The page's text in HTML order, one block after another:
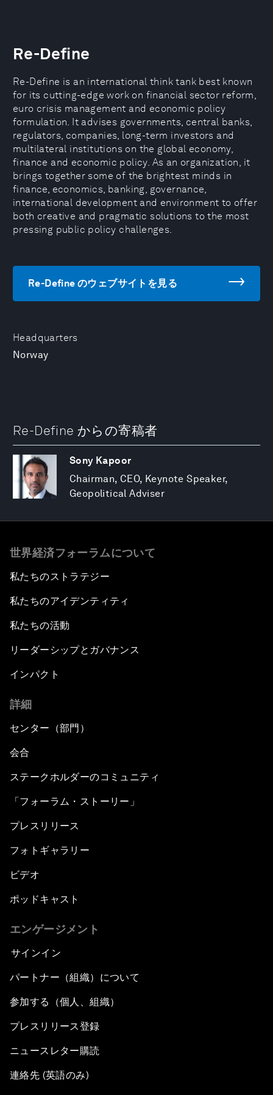
Headquarters
Norway
Re-Define
Re-Define is an international think tank best known
for its cutting-edge work on financial sector reform,
euro crisis management and economic policy
formulation. It advises governments, central banks,
regulators, companies, long-term investors and
multilateral institutions on the global economy,
finance and economic policy. As an organization, it
brings together some of the brightest minds in
finance, economics, banking, governance,
international development and environment to offer
both creative and pragmatic solutions to the most
pressing public policy challenges.
Re-Define のウェブサイトを見る
Re-Define からの寄稿者
Sony Kapoor
Chairman, CEO, Keynote Speaker,
Geopolitical Adviser
世界経済フォーラムについて
私たちのストラテジー
私たちのアイデンティティ
私たちの活動
リーダーシップとガバナンス
インパクト
詳細
センター（部門）
会合
ステークホルダーのコミュニティ
「フォーラム・ストーリー」
プレスリリース
フォトギャラリー
ビデオ
ポッドキャスト
エンゲージメント
サインイン
パートナー（組織）について
参加する（個人、組織）
プレスリリース登録
ニュースレター購読
連絡先 (英語のみ)